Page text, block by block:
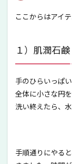
ここからはアイ
１）肌潤石鹸
手のひらいっぱ
全体に小さな円
洗い終えたら、
手順通りにやる